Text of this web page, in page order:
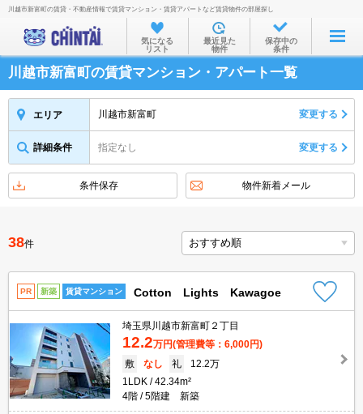
お部屋を探す
沿線・駅から
住所から
物件特集から
不動産会社から
TOP
川越市新富町の賃貸・不動産情報で賃貸マンション・賃貸アパートなど賃貸物件の部屋探し
気になる
リスト
最近見た
物件
保存中の
条件
川越市新富町の賃貸マンション・アパート一覧
エリア 川越市新富町 変更する
詳細条件 指定なし 変更する
条件保存 物件新着メール
38件
PR 新築 賃貸マンション Cotton Lights Kawagoe
埼玉県川越市新富町２丁目
12.2万円(管理費等：6,000円)
敷
なし 礼
12.2万
1LDK
42.34m²
4階
5階建 新築